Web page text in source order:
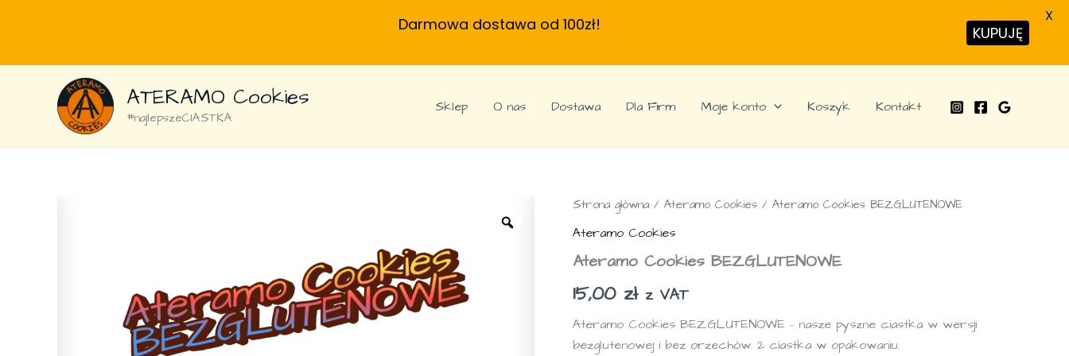
ATERAMO Cookies
#najlepszeCIASTKA
Sklep O nas Dostawa Dla Firm Moje konto Koszyk Kontakt
Strona główna / Ateramo Cookies / Ateramo Cookies BEZGLUTENOWE
Ateramo Cookies
Ateramo Cookies BEZGLUTENOWE
15,00 zł z VAT
Ateramo Cookies BEZGLUTENOWE – nasze pyszne ciastka w wersji
bezglutenowej i bez orzechów. 2 ciastka w opakowaniu.
Darmowa dostawa od 100zł! KUPUJĘ
X